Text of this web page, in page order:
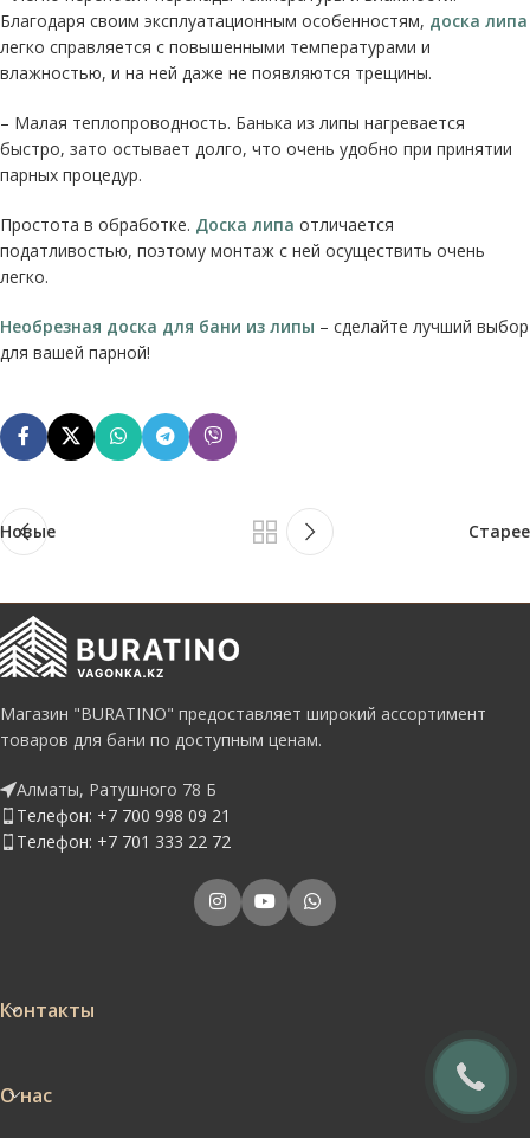
Благодаря своим эксплуатационным особенностям, доска липа
легко справляется с повышенными температурами и
влажностью, и на ней даже не появляются трещины.
– Малая теплопроводность. Банька из липы нагревается
быстро, зато остывает долго, что очень удобно при принятии
парных процедур.
Простота в обработке. Доска липа отличается
податливостью, поэтому монтаж с ней осуществить очень
легко.
Необрезная доска для бани из липы – сделайте лучший выбор
для вашей парной!
Новые Старее
Магазин "BURATINO" предоставляет широкий ассортимент
товаров для бани по доступным ценам.
Алматы, Ратушного 78 Б
Телефон: +7 700 998 09 21
Телефон: +7 701 333 22 72
Контакты
О нас